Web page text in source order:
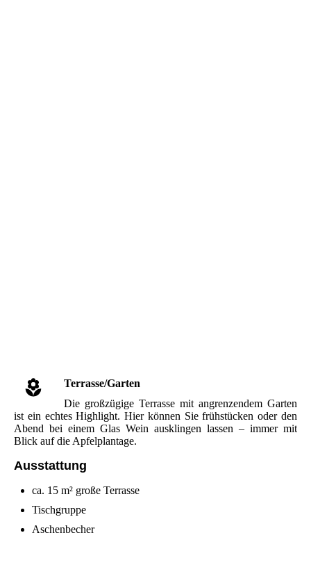
Terrasse/Garten
Die großzügige Terrasse mit angrenzendem Garten
ist ein echtes Highlight. Hier können Sie frühstücken oder den
Abend bei einem Glas Wein ausklingen lassen – immer mit
Blick auf die Apfelplantage.
Ausstattung
ca. 15 m² große Terrasse
Tischgruppe
Aschenbecher